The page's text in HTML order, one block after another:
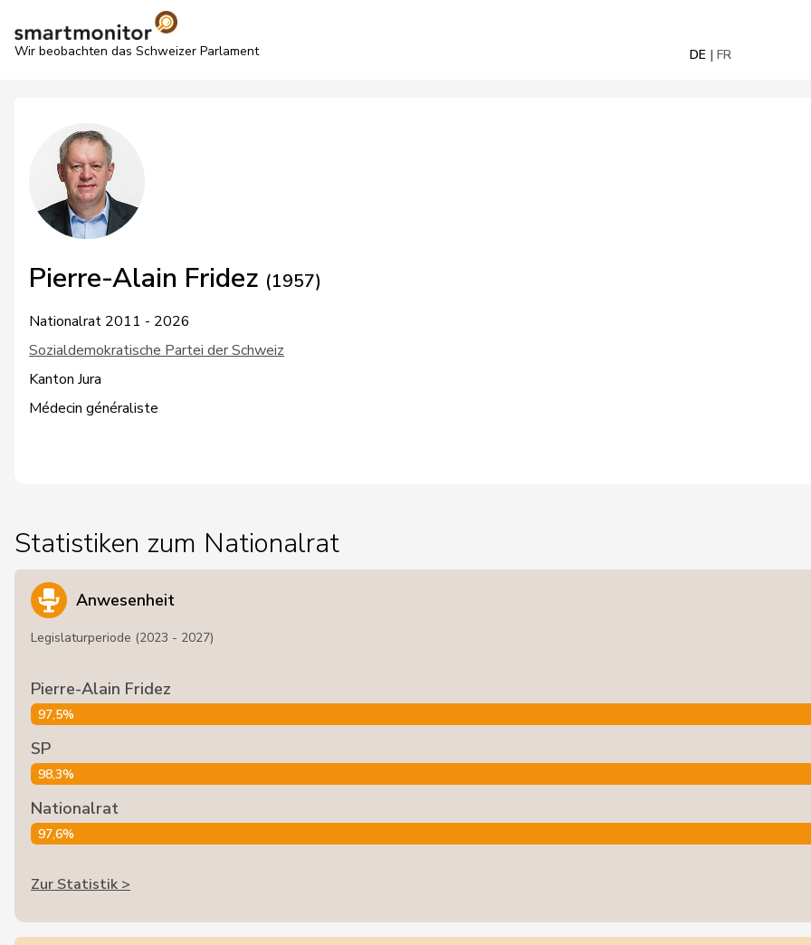
Wir beobachten das Schweizer Parlament DE FR
Pierre-Alain Fridez (1957)
Nationalrat 2011 - 2026
Sozialdemokratische Partei der Schweiz
Kanton Jura
Médecin généraliste
Statistiken zum Nationalrat
Anwesenheit
Legislaturperiode (2023 - 2027)
Pierre-Alain Fridez
97,5%
SP
98,3%
Nationalrat
97,6%
Zur Statistik >